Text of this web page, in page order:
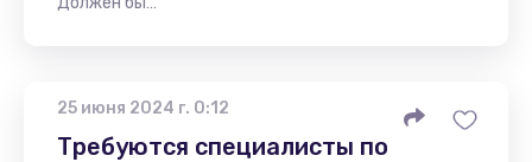
25 июня 2024 г. 0:12
Требуются специалисты по